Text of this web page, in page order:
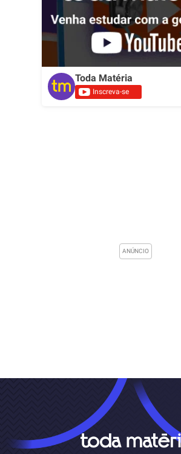
Toda Matéria
Inscreva-se